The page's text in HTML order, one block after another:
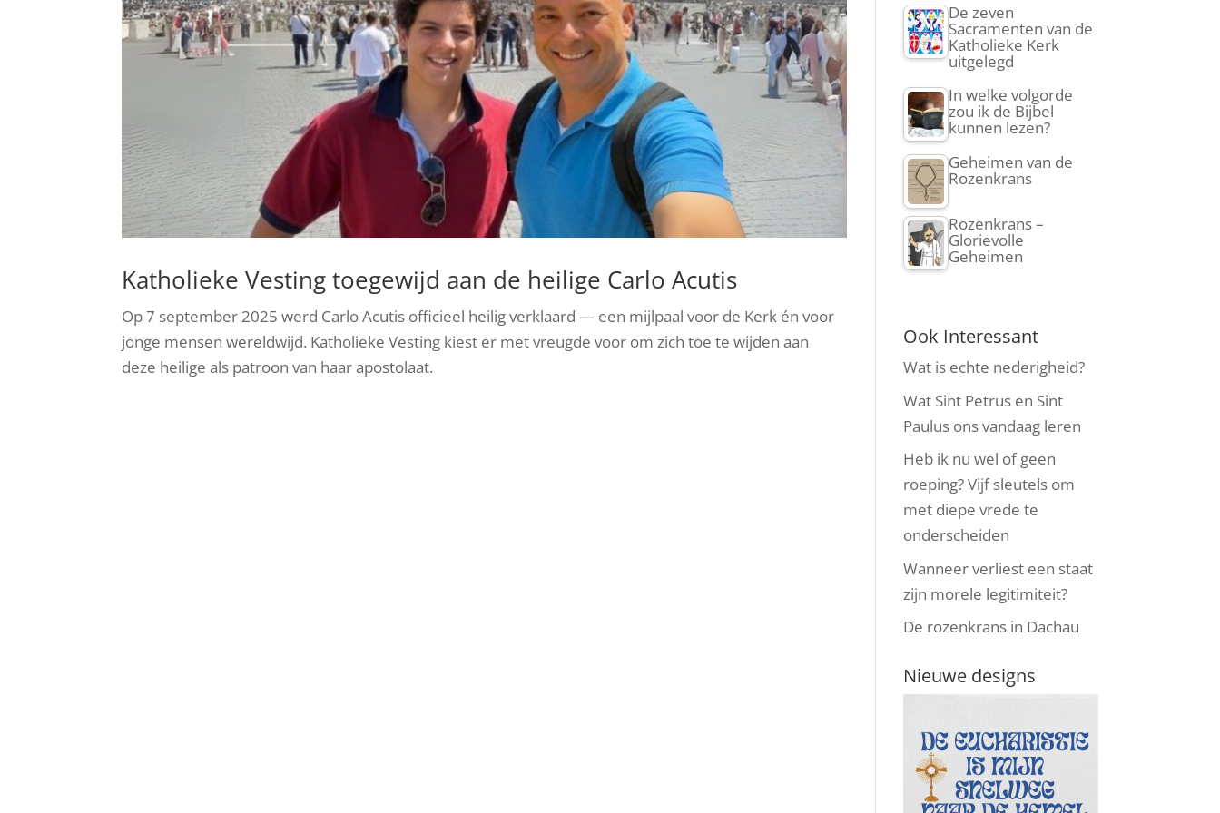
Katholieke Vesting toegewijd aan de heilige Carlo Acutis
Op 7 september 2025 werd Carlo Acutis officieel heilig verklaard — een mijlpaal voor de Kerk én voor
jonge mensen wereldwijd. Katholieke Vesting kiest er met vreugde voor om zich toe te wijden aan
deze heilige als patroon van haar apostolaat.
De zeven
Sacramenten van de
Katholieke Kerk
uitgelegd
In welke volgorde
zou ik de Bijbel
kunnen lezen?
Geheimen van de
Rozenkrans
Rozenkrans –
Glorievolle
Geheimen
Ook Interessant
Wat is echte nederigheid?
Wat Sint Petrus en Sint
Paulus ons vandaag leren
Heb ik nu wel of geen
roeping? Vijf sleutels om
met diepe vrede te
onderscheiden
Wanneer verliest een staat
zijn morele legitimiteit?
De rozenkrans in Dachau
Nieuwe designs